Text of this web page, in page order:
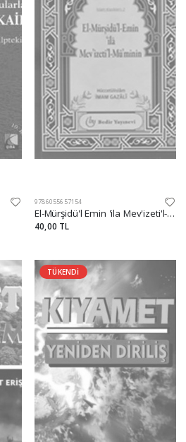
9786055657154
El-Mürşidü'l Emin 'ila Mev'izeti'l-Mü'minin
40,00 TL
TÜKENDİ